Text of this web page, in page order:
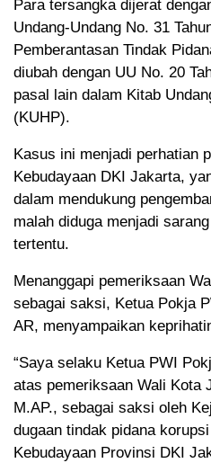
Para tersangka dijerat
Undang-Undang No. 31
Pemberantasan Tindak
diubah dengan UU No. 20
pasal lain dalam Kitab
(KUHP).
Kasus ini menjadi perhatian
Kebudayaan DKI Jakarta,
dalam mendukung
malah diduga menjadi
tertentu.
Menanggapi pemeriksaan
sebagai saksi, Ketua Pokja
AR, menyampaikan
“Saya selaku Ketua PWI
atas pemeriksaan Wali Kota
M.AP., sebagai saksi oleh
dugaan tindak pidana
Kebudayaan Provinsi DKI